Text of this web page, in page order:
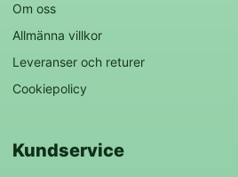
Om oss
Allmänna villkor
Leveranser och returer
Cookiepolicy
Kundservice